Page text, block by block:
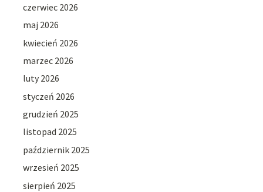
czerwiec 2026
maj 2026
kwiecień 2026
marzec 2026
luty 2026
styczeń 2026
grudzień 2025
listopad 2025
październik 2025
wrzesień 2025
sierpień 2025